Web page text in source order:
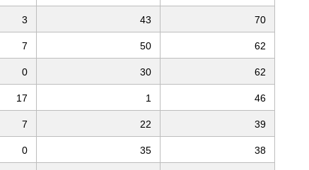
3 43 70
7 50 62
0 30 62
17 1 46
7 22 39
0 35 38